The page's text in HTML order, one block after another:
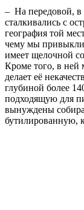
– На передовой, в
сталкивались с
география той
чему мы
имеет щелочной
Кроме того, в ней
делает её
глубиной более
подходящую для
вынуждены
бутилированную,